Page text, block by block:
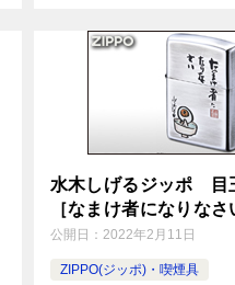
番のフォルムとなっていま
水木しげるジッポ 目
［なまけ者になりなさ
公開日： 2022年2月11日
ZIPPO(ジッポ)・喫煙具